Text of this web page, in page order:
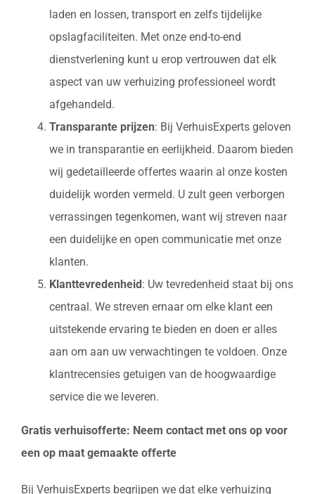
laden en lossen, transport en zelfs tijdelijke
opslagfaciliteiten. Met onze end-to-end
dienstverlening kunt u erop vertrouwen dat elk
aspect van uw verhuizing professioneel wordt
afgehandeld.
Transparante prijzen: Bij VerhuisExperts geloven
we in transparantie en eerlijkheid. Daarom bieden
wij gedetailleerde offertes waarin al onze kosten
duidelijk worden vermeld. U zult geen verborgen
verrassingen tegenkomen, want wij streven naar
een duidelijke en open communicatie met onze
klanten.
Klanttevredenheid : Uw tevredenheid staat bij ons
centraal. We streven ernaar om elke klant een
uitstekende ervaring te bieden en doen er alles
aan om aan uw verwachtingen te voldoen. Onze
klantrecensies getuigen van de hoogwaardige
service die we leveren.
Gratis verhuisofferte: Neem contact met ons op voor
een op maat gemaakte offerte
Bij VerhuisExperts begrijpen we dat elke verhuizing